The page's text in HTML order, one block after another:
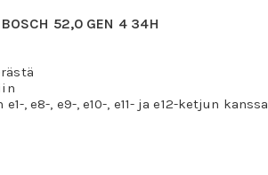
52,0 GEN 4 34H
, e8-, e9-, e10-, e11- ja e12-ketjun kanssa